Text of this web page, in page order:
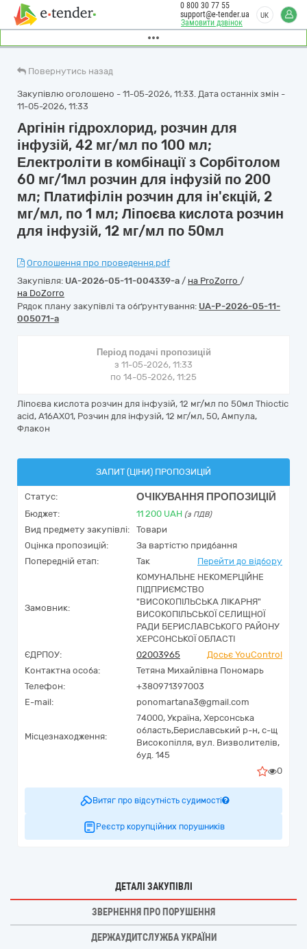
Замовити дзвінок
0 800 30 77 55
support@e-tender.ua
UK
Повернутись назад
Закупівлю оголошено - 11-05-2026, 11:33. Дата останніх змін -
11-05-2026, 11:33
Аргінін гідрохлорид, розчин для
інфузій, 42 мг/мл по 100 мл;
Електроліти в комбінації з Сорбітолом
60 мг/1мл розчин для інфузій по 200
мл; Платифілін розчин для ін'єкцій, 2
мг/мл, по 1 мл; Ліпоєва кислота розчин
для інфузій, 12 мг/мл по 50мл
Оголошення про проведення.pdf
Закупівля: UA-2026-05-11-004339-a / на ProZorro /
на DoZorro
Рядок плану закупівлі та обґрунтування: UA-P-2026-05-11-
005071-a
Період подачі пропозицій
з 11-05-2026, 11:33
по 14-05-2026, 11:25
Ліпоєва кислота розчин для інфузій, 12 мг/мл по 50мл Thioctic
acid, A16AX01, Розчин для інфузій, 12 мг/мл, 50, Ампула,
Флакон
ЗАПИТ (ЦІНИ) ПРОПОЗИЦІЙ
Статус: ОЧІКУВАННЯ ПРОПОЗИЦІЙ
Бюджет: 11 200 UAH (з ПДВ)
Вид предмету закупівлі:
Товари
Оцінка пропозицій:
За вартістю придбання
Попередній етап:
Так Перейти до відбору
Замовник:
КОМУНАЛЬНЕ НЕКОМЕРЦІЙНЕ
ПІДПРИЄМСТВО
"ВИСОКОПІЛЬСЬКА ЛІКАРНЯ"
ВИСОКОПІЛЬСЬКОЇ СЕЛИЩНОЇ
РАДИ БЕРИСЛАВСЬКОГО РАЙОНУ
ХЕРСОНСЬКОЇ ОБЛАСТІ
ЄДРПОУ:
02003965
Досьє YouControl
Контактна особа:
Тетяна Михайлівна Пономарь
Телефон:
+380971397003
E-mail:
ponomartana3@gmail.com
Місцезнаходження:
74000, Україна, Херсонська
область,Бериславський р-н, с-щ
Високопілля, вул. Визволителів,
буд. 145
0
Витяг про відсутність судимості
Реєстр корупційних порушників
ДЕТАЛІ ЗАКУПІВЛІ
ЗВЕРНЕННЯ ПРО ПОРУШЕННЯ
ДЕРЖАУДИТСЛУЖБА УКРАЇНИ